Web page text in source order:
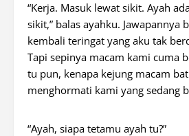
“Kerja. Masuk lewat sikit. Ayah
sikit,” balas ayahku. Jawapannya
kembali teringat yang aku tak
Tapi sepinya macam kami cuma
tu pun, kenapa kejung macam
menghormati kami yang sedang
“Ayah, siapa tetamu ayah tu?”